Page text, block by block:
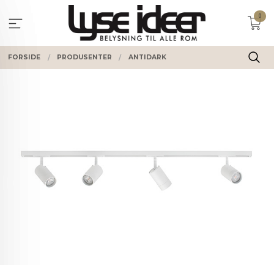
innholdet
0
FORSIDE PRODUSENTER ANTIDARK